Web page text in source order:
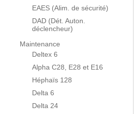
EAES (Alim. de sécurité)
DAD (Dét. Auton.
déclencheur)
Maintenance
Deltex 6
Alpha C28, E28 et E16
Héphaïs 128
Delta 6
Delta 24